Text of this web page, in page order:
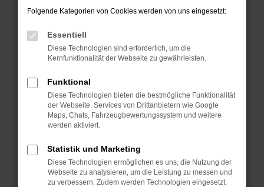
Prüfe deine Browsererweiterungen.
das Laden bestimmter Seiten verhindern.
Funktioniert die Seite in einem anderen Browser
oder in einem privaten Fenster?
Das kann manchmal helfen, vorübergehende
Probleme zu beheben.
Stelle sicher, dass dein Browser und dein
Betriebssystem auf dem neuesten Stand sind.
Sicherheitsrisiko, sondern kann auch dazu führen,
dass bestimmte Funktionen nicht mehr
unterstützt werden.
Folgende Kategorien von Cookies werden von uns eingesetzt:
Essentiell
Diese Technologien sind erforderlich, um die
Kernfunktionalität der Webseite zu gewährleisten.
Funktional
Diese Technologien bieten die bestmögliche Funktionalität
der Webseite. Services von Drittanbietern wie Google
Maps, Chats, Fahrzeugbewertungssystem und weitere
werden aktiviert.
Statistik und Marketing
Diese Technologien ermöglichen es uns, die Nutzung der
Webseite zu analysieren, um die Leistung zu messen und
zu verbessern. Zudem werden Technologien eingesetzt,